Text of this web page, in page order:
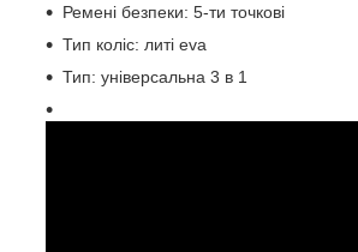
Ремені безпеки: 5-ти точкові
Тип коліс: литі eva
Тип: універсальна 3 в 1